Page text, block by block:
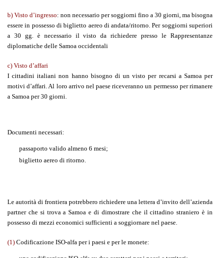
b) Visto d’ingresso: non necessario per soggiorni fino a 30 giorni, ma bisogna
essere in possesso di biglietto aereo di andata/ritorno. Per soggiorni superiori
a 30 gg. è necessario il visto da richiedere presso le Rappresentanze
diplomatiche delle Samoa occidentali
c) Visto d’affari
I cittadini italiani non hanno bisogno di un visto per recarsi a Samoa per
motivi d’affari. Al loro arrivo nel paese riceveranno un permesso per rimanere
a Samoa per 30 giorni.
Documenti necessari:
passaporto valido almeno 6 mesi;
biglietto aereo di ritorno.
Le autorità di frontiera potrebbero richiedere una lettera d’invito dell’azienda
partner che si trova a Samoa e di dimostrare che il cittadino straniero è in
possesso di mezzi economici sufficienti a soggiornare nel paese.
(1) Codificazione ISO-alfa per i paesi e per le monete: